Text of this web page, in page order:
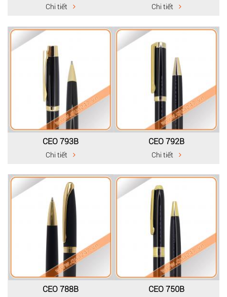
Chi tiết Chi tiết
CEO 793B
Chi tiết
CEO 792B
Chi tiết
CEO 788B CEO 750B